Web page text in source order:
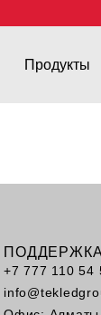
Продукты
ПОДДЕРЖКА
+7 777 110 54